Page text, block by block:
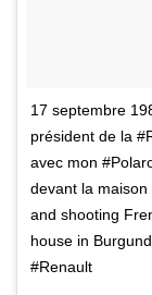
17 septembre
président de la
avec mon
devant la maison
and shooting
house in
#Renault